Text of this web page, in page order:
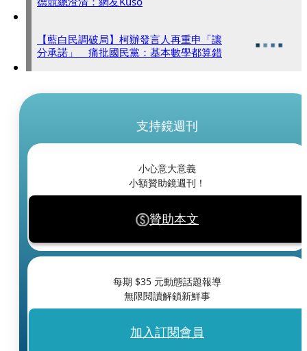
【藍白民調破局】柯辦發言人再重申「讓
分承諾」 痛批國民黨：基本數學都算錯
支持鏡週刊
小心意大意義
小額贊助鏡週刊！
贊助本文
每期 $35 元動態話題報導
無限閱讀解鎖新鮮事
加入訂閱會員